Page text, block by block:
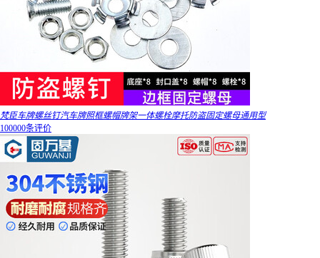
梵臣车牌螺丝钉汽车牌照框螺帽牌架一体螺栓摩托防盗固定螺母通用型
100000条评价